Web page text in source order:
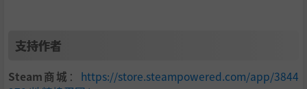
支持作者
Steam商城 ： https://store.steampowered.com/app/3844